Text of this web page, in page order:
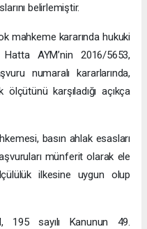
belirlemiştir.
mahkeme kararında hukuki
AYM’nin 2016/5653,
numaralı kararlarında,
karşıladığı açıkça
basın ahlak esasları
münferit olarak ele
ilkesine uygun olup
195 sayılı Kanunun 49.